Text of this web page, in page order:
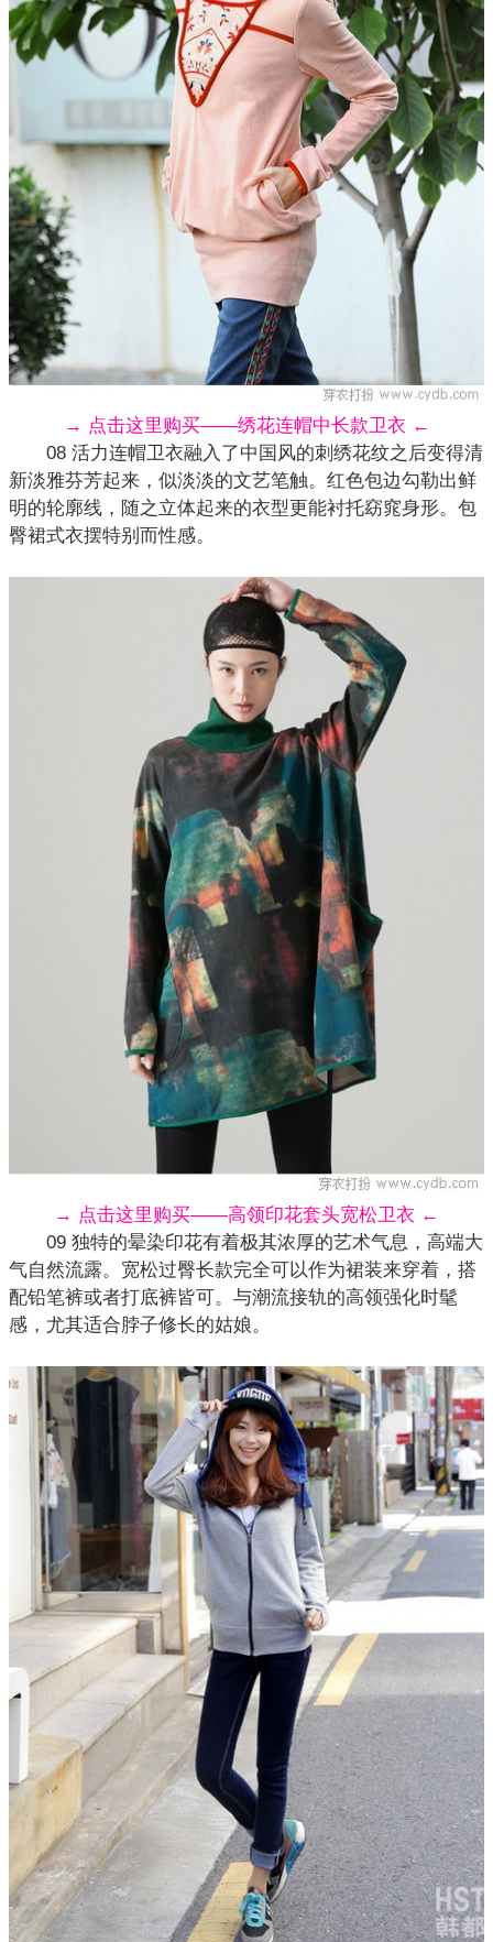
→ 点击这里购买——绣花连帽中长款卫衣 ←
08 活力连帽卫衣融入了中国风的刺绣花纹之后变得清
新淡雅芬芳起来，似淡淡的文艺笔触。红色包边勾勒出鲜
明的轮廓线，随之立体起来的衣型更能衬托窈窕身形。包
臀裙式衣摆特别而性感。
→ 点击这里购买——高领印花套头宽松卫衣 ←
09 独特的晕染印花有着极其浓厚的艺术气息，高端大
气自然流露。宽松过臀长款完全可以作为裙装来穿着，搭
配铅笔裤或者打底裤皆可。与潮流接轨的高领强化时髦
感，尤其适合脖子修长的姑娘。